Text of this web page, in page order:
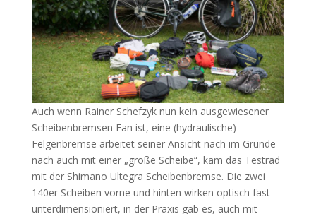
Auch wenn Rainer Schefzyk nun kein ausgewiesener
Scheibenbremsen Fan ist, eine (hydraulische)
Felgenbremse arbeitet seiner Ansicht nach im Grunde
nach auch mit einer „große Scheibe“, kam das Testrad
mit der Shimano Ultegra Scheibenbremse. Die zwei
140er Scheiben vorne und hinten wirken optisch fast
unterdimensioniert, in der Praxis gab es, auch mit